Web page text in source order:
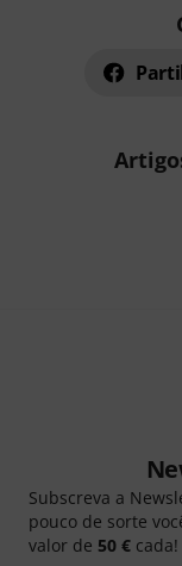
Subscreva a
pouco de sorte
valor de 50 € cada!